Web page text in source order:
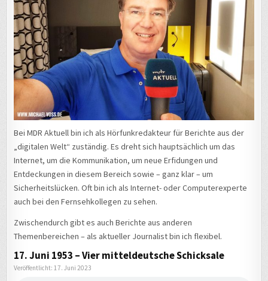
Bei MDR Aktuell bin ich als Hörfunkredakteur für Berichte aus der
„digitalen Welt“ zuständig. Es dreht sich hauptsächlich um das
Internet, um die Kommunikation, um neue Erfidungen und
Entdeckungen in diesem Bereich sowie – ganz klar – um
Sicherheitslücken. Oft bin ich als Internet- oder Computerexperte
auch bei den Fernsehkollegen zu sehen.
Zwischendurch gibt es auch Berichte aus anderen
Themenbereichen – als aktueller Journalist bin ich flexibel.
17. Juni 1953 – Vier mitteldeutsche Schicksale
Veröffentlicht: 17. Juni 2023